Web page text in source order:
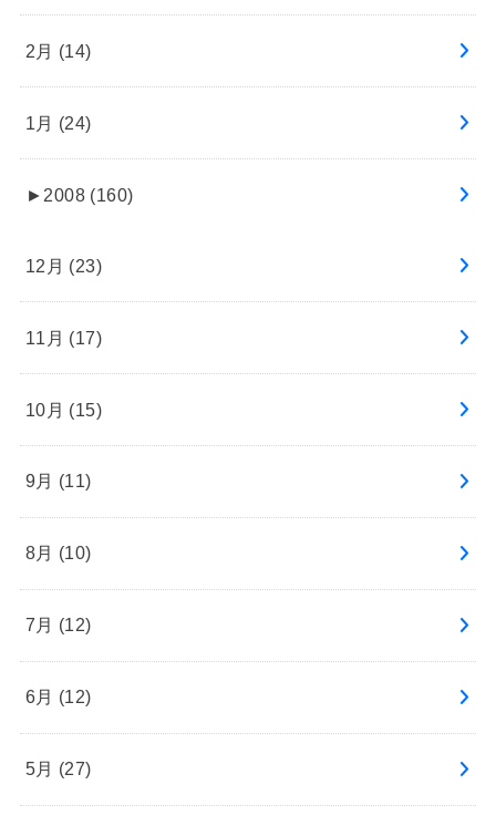
2月 (14)
1月 (24)
► 2008 (160)
12月 (23)
11月 (17)
10月 (15)
9月 (11)
8月 (10)
7月 (12)
6月 (12)
5月 (27)